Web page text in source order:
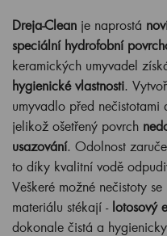
Dreja-Clean je naprostá
speciální hydrofobní
keramických umyvadel
hygienické vlastnosti.
umyvadlo před nečistotami
jelikož ošetřený povrch
usazování. Odolnost
to díky kvalitní vodě
Veškeré možné nečistoty
materiálu stékají - lotosový
dokonale čistá a